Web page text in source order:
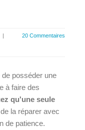
20 Commentaires
|
posséder une
à faire des
qu'une seule
la réparer avec
de patience.